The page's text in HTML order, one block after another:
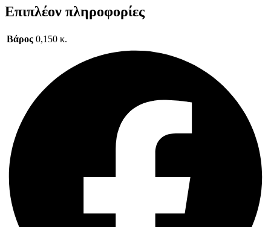
Επιπλέον πληροφορίες
Βάρος 0,150 κ.